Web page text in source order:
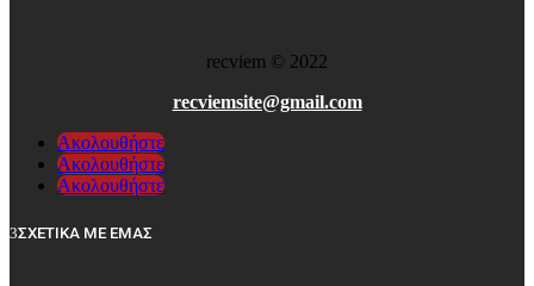
recviem © 2022
recviemsite@gmail.com
Ακολουθήστε
Ακολουθήστε
Ακολουθήστε
ΣΧΕΤΙΚΑ ΜΕ ΕΜΑΣ